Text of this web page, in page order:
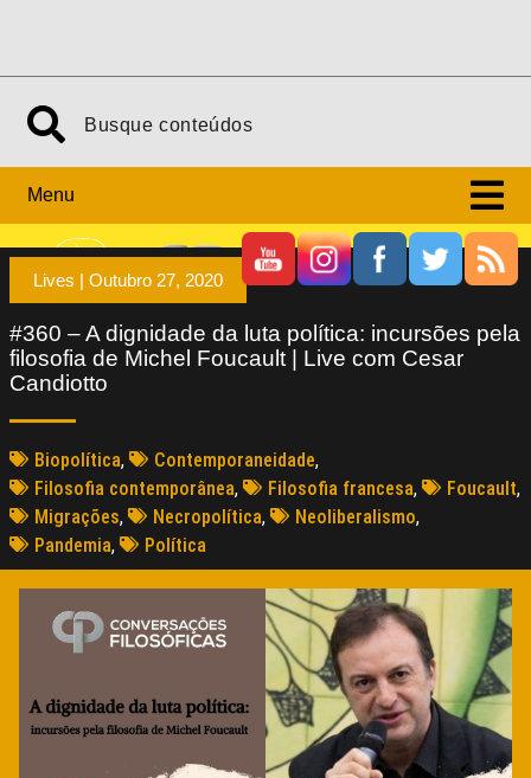
Menu
Lives | Outubro 27, 2020
#360 – A dignidade da luta política: incursões pela
filosofia de Michel Foucault | Live com Cesar
Candiotto
Biopolítica, Contemporaneidade,
Filosofia contemporânea, Filosofia francesa, Foucault,
Migrações, Necropolítica, Neoliberalismo,
Pandemia, Política